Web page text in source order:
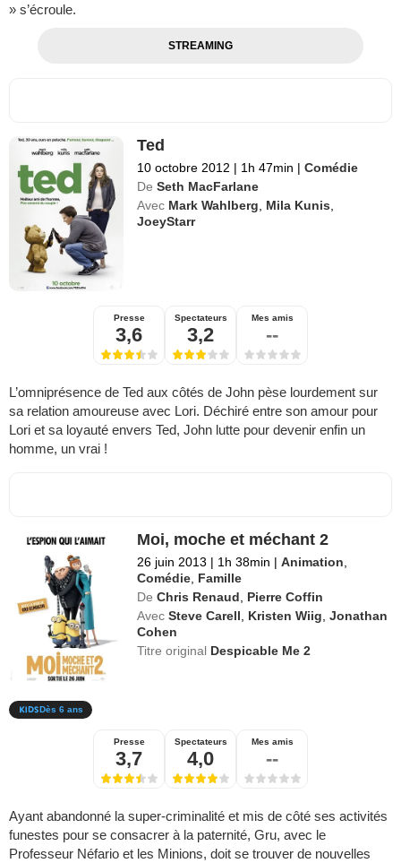
» s’écroule.
STREAMING
Ted
10 octobre 2012 | 1h 47min | Comédie
De Seth MacFarlane
Avec Mark Wahlberg Mila Kunis
JoeyStarr
Presse
3,6
Spectateurs
3,2
Mes amis
--
L’omniprésence de Ted aux côtés de John pèse lourdement sur
sa relation amoureuse avec Lori. Déchiré entre son amour pour
Lori et sa loyauté envers Ted, John lutte pour devenir enfin un
homme, un vrai !
Moi, moche et méchant 2
26 juin 2013 | 1h 38min | Animation,
Comédie, Famille
De Chris Renaud, Pierre Coffin
Avec Steve Carell, Kristen Wiig,Jonathan
Cohen
Titre original Despicable Me 2
Dès 6 ans
Presse
3,7
Spectateurs
4,0
Mes amis
--
Ayant abandonné la super-criminalité et mis de côté ses activités
funestes pour se consacrer à la paternité, Gru, avec le
Professeur Néfario et les Minions, doit se trouver de nouvelles